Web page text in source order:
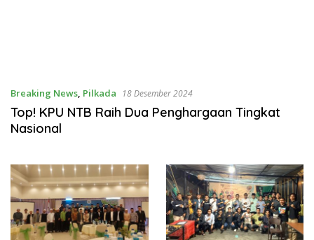
Breaking News, Pilkada 18 Desember 2024
Top! KPU NTB Raih Dua Penghargaan Tingkat
Nasional